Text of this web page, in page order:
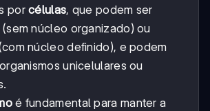
porcélulas, que podem ser
núcleo organizado) ou
núcleo definido), e podem
unicelulares ou
é fundamental para manter a